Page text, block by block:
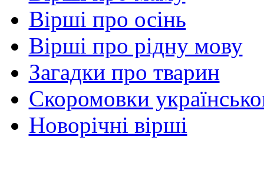
Вірші про осінь
Вірші про рідну мову
Загадки про тварин
Скоромовки
Новорічні вірші